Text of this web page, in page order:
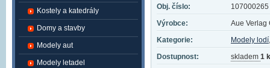
Obj. číslo:
107000265
Výrobce:
Aue Verlag
Kategorie:
Modely lodí
Dostupnost:
skladem 1
Kostely a katedrály
Domy a stavby
Modely aut
Modely letadel